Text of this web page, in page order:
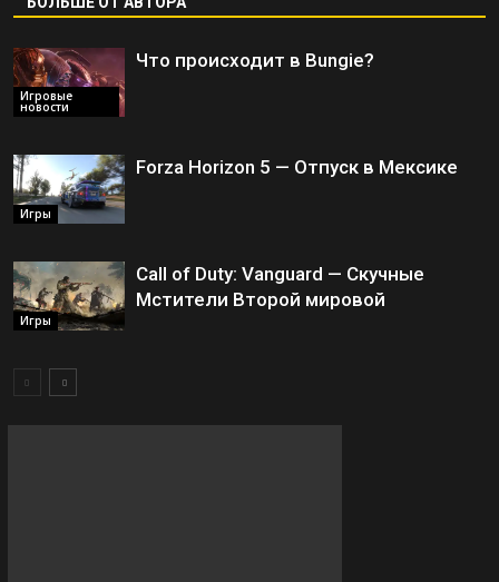
Игровые
новости
Что происходит в Bungie?
Игры
Forza Horizon 5 — Отпуск в Мексике
Игры
Call of Duty: Vanguard — Скучные
Мстители Второй мировой